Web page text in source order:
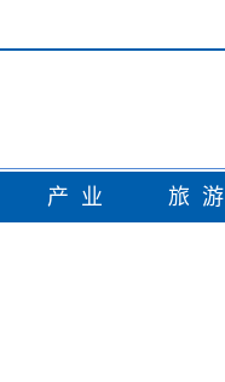
产业 旅游